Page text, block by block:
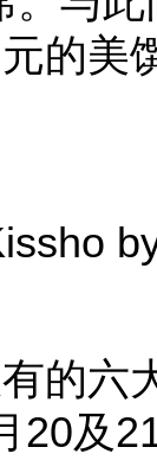
元的
的六
20及